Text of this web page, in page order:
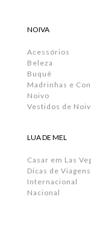
NOIVA
Acessórios
Beleza
Buquê
Madrinhas e
Noivo
Vestidos de
LUA DE MEL
Casar em Las
Dicas de Viagens
Internacional
Nacional